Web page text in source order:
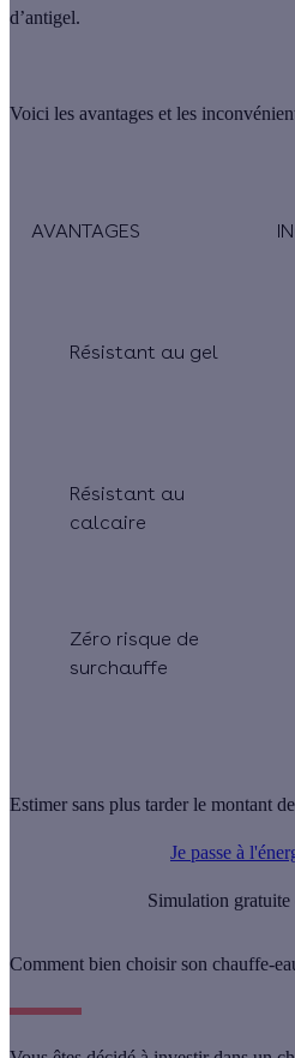
d’antigel.
Voici les avantages et les
AVANTAGES
Résistant au gel
Résistant au
calcaire
Zéro risque de
surchauffe
Estimer sans plus tarder le montant
Je passe à
Simulation gratuite
Comment bien choisir son chauffe-